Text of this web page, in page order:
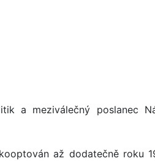
a meziválečný poslanec
až dodatečně roku